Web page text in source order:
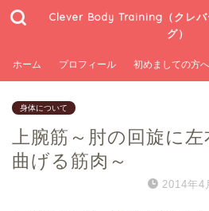
Clever Body Training（クレバ
グ）
ホーム プロフィール 初めましての方へ
身体について
上腕筋～肘の回旋に
曲げる筋肉～
2014年4